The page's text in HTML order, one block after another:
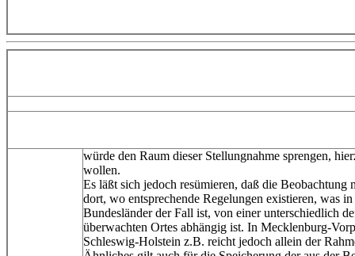
würde den Raum dieser Stellungnahme sprengen,
wollen.
Es läßt sich jedoch resümieren, daß die
dort, wo entsprechende Regelungen existieren, was
Bundesländer der Fall ist, von einer unterschiedlich
überwachten Ortes abhängig ist. In Mecklenburg-
Schleswig-Holstein z.B. reicht jedoch allein der